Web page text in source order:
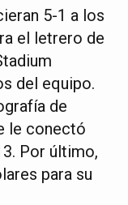
5-1 a los
el letrero de
del equipo.
de
le conectó
Por último,
para su